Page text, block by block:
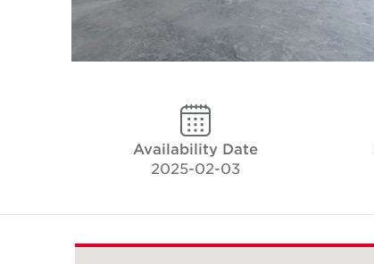
Availability Date
2025-02-03